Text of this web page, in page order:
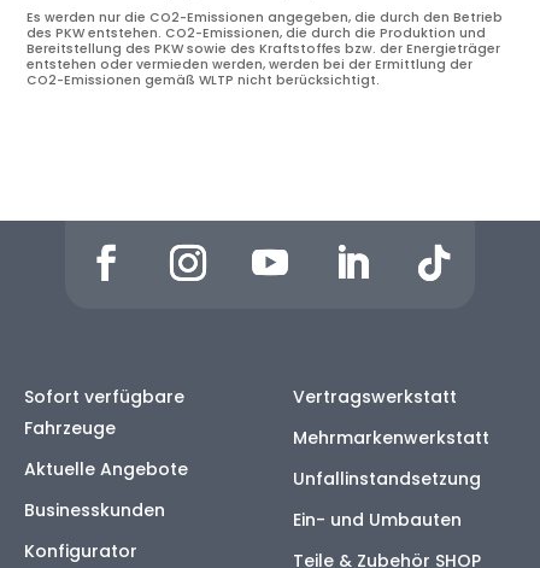
Es werden nur die CO2-Emissionen angegeben, die durch den Betrieb
des PKW entstehen. CO2-Emissionen, die durch die Produktion und
Bereitstellung des PKW sowie des Kraftstoffes bzw. der Energieträger
entstehen oder vermieden werden, werden bei der Ermittlung der
CO2-Emissionen gemäß WLTP nicht berücksichtigt.
Sofort verfügbare
Fahrzeuge
Aktuelle Angebote
Businesskunden
Konfigurator
Vertragswerkstatt
Mehrmarkenwerkstatt
Unfallinstandsetzung
Ein- und Umbauten
Teile & Zubehör SHOP